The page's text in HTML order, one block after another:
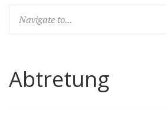
Abtretung